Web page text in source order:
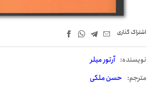
اشتراک‌ گذاری
نويسنده: آرتور میلر
مترجم: حسن ملکی